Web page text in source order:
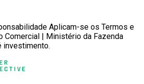
Aplicam-se os Termos e
Comercial | Ministério da Fazenda
investimento.